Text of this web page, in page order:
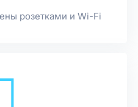
розетками и Wi-Fi